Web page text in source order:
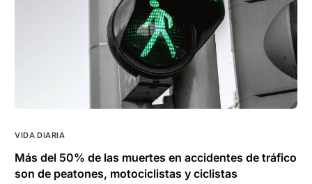
VIDA DIARIA
Más del 50% de las muertes en accidentes de tráfico
son de peatones, motociclistas y ciclistas